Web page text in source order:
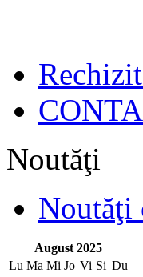
Noutăţi
Noutăţi
August 2025
Lu Ma Mi Jo Vi Si Du